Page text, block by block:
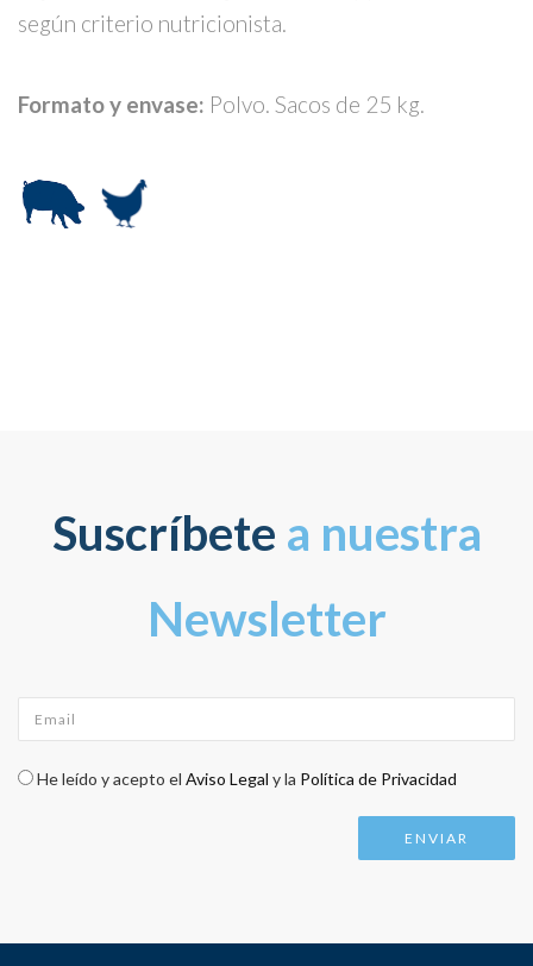
según criterio nutricionista.
Formato y envase: Polvo. Sacos de 25 kg.
Suscríbete a nuestra
Newsletter
Check legal*
He leído y acepto el Aviso Legal y la Política de Privacidad